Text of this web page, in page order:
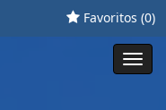
Favoritos (0)